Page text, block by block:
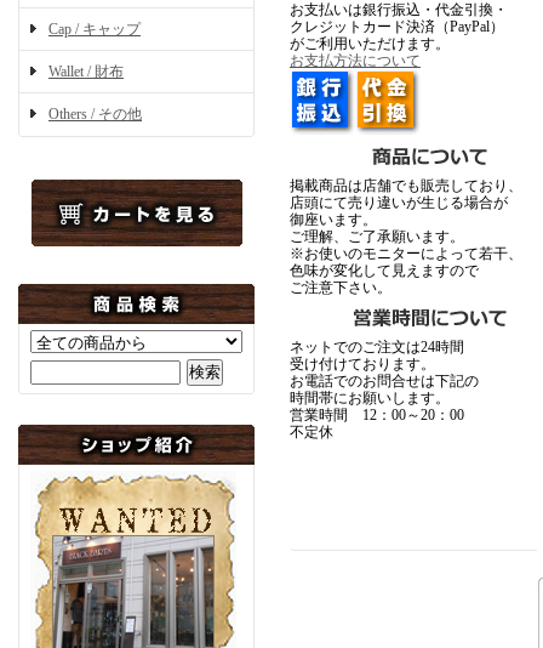
Cap / キャップ
Wallet / 財布
Others / その他
お支払いは銀行振込・代金引換・
クレジットカード決済（PayPal）
がご利用いただけます。
お支払方法について
掲載商品は店舗でも販売しており、
店頭にて売り違いが生じる場合が
御座います。
ご理解、ご了承願います。
※お使いのモニターによって若干、
色味が変化して見えますので
ご注意下さい。
ネットでのご注文は24時間
受け付けております。
お電話でのお問合せは下記の
時間帯にお願いします。
営業時間 12：00～20：00
不定休